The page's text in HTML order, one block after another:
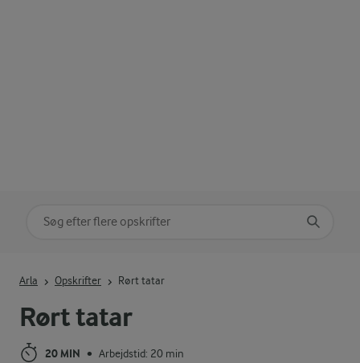
Rørt tatar
20 MIN • Arbejdstid: 20 min
Arla Opskrifter Rørt tatar
Søg på kategori